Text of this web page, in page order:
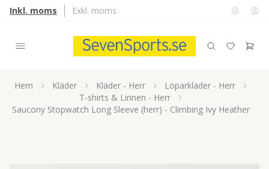
Inkl. moms Exkl. moms
Hem Kläder Kläder - Herr
Löparkläder - Herr
T-shirts & Linnen - Herr
Saucony Stopwatch Long Sleeve (herr) - Climbing Ivy Heather